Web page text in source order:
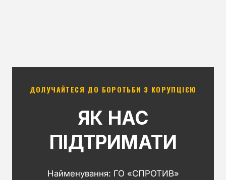
ДОЛУЧАЙТЕСЯ ДО БОРОТЬБИ З КОРУПЦІЄЮ
ЯК НАС
ПІДТРИМАТИ
Найменування: ГО «СПРОТИВ»